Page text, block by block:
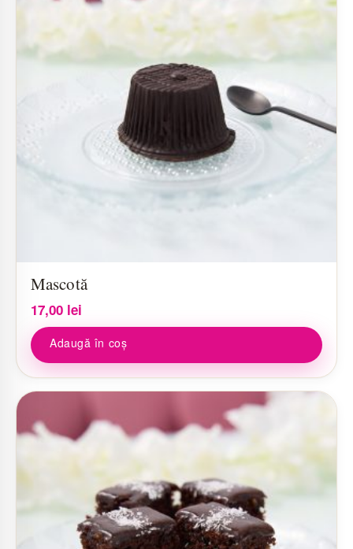
Mascotă
17,00 lei
Adaugă în coș